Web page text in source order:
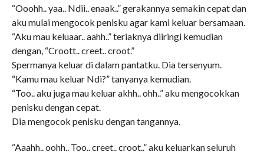
“Ooohh.. yaa.. Ndii.. enaak..” gerakannya semakin cepat dan
aku mulai mengocok penisku agar kami keluar bersamaan.
“Aku mau keluaar.. aahh..” teriaknya diiringi kemudian
dengan, “Croott.. creet.. croot.”
Spermanya keluar di dalam pantatku. Dia tersenyum.
“Kamu mau keluar Ndi?” tanyanya kemudian.
“Too.. aku juga mau keluar akhh.. ohh..” aku mengocokkan
penisku dengan cepat.
Dia mengocok penisku dengan tangannya.
“Aaahh.. oohh.. Too.. creet.. croot..” aku keluarkan seluruh